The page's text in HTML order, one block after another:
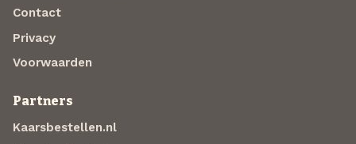
Contact
Privacy
Voorwaarden
Partners
Kaarsbestellen.nl